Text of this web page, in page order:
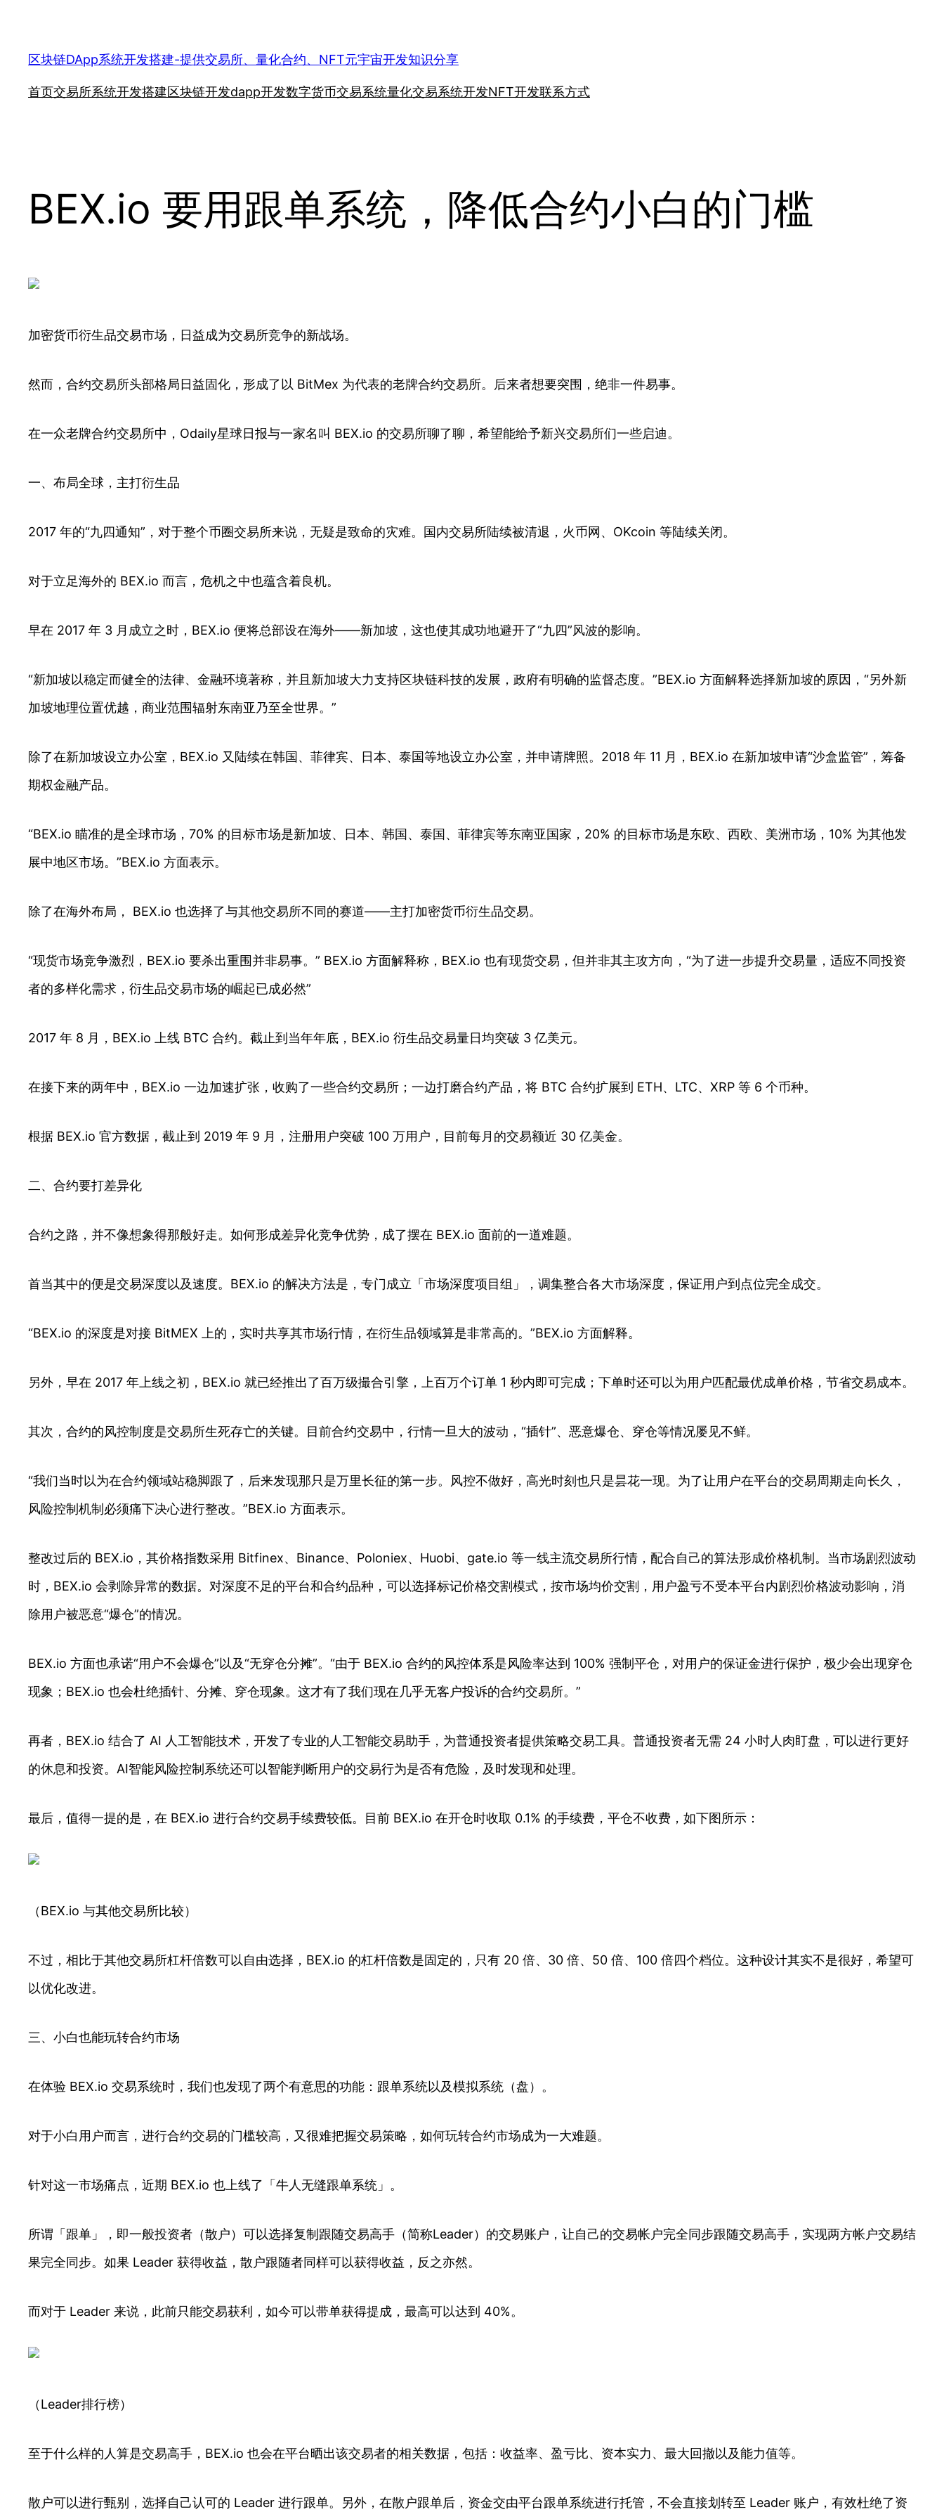
区块链DApp系统开发搭建-提供交易所、量化合约、NFT元宇宙开发知识分享
首页交易所系统开发搭建区块链开发dapp开发数字货币交易系统量化交易系统开发NFT开发联系方式
BEX.io 要用跟单系统，降低合约小白的门槛
加密货币衍生品交易市场，日益成为交易所竞争的新战场。
然而，合约交易所头部格局日益固化，形成了以 BitMex 为代表的老牌合约交易所。后来者想要突围，绝非一件易事。
在一众老牌合约交易所中，Odaily星球日报与一家名叫 BEX.io 的交易所聊了聊，希望能给予新兴交易所们一些启迪。
一、布局全球，主打衍生品
2017 年的“九四通知”，对于整个币圈交易所来说，无疑是致命的灾难。国内交易所陆续被清退，火币网、OKcoin 等陆续关闭。
对于立足海外的 BEX.io 而言，危机之中也蕴含着良机。
早在 2017 年 3 月成立之时，BEX.io 便将总部设在海外——新加坡，这也使其成功地避开了“九四”风波的影响。
“新加坡以稳定而健全的法律、金融环境著称，并且新加坡大力支持区块链科技的发展，政府有明确的监督态度。”BEX.io 方面解释选择新加坡的原因，“另外新
加坡地理位置优越，商业范围辐射东南亚乃至全世界。”
除了在新加坡设立办公室，BEX.io 又陆续在韩国、菲律宾、日本、泰国等地设立办公室，并申请牌照。2018 年 11 月，BEX.io 在新加坡申请“沙盒监管”，筹备
期权金融产品。
“BEX.io 瞄准的是全球市场，70% 的目标市场是新加坡、日本、韩国、泰国、菲律宾等东南亚国家，20% 的目标市场是东欧、西欧、美洲市场，10% 为其他发
展中地区市场。”BEX.io 方面表示。
除了在海外布局， BEX.io 也选择了与其他交易所不同的赛道——主打加密货币衍生品交易。
“现货市场竞争激烈，BEX.io 要杀出重围并非易事。” BEX.io 方面解释称，BEX.io 也有现货交易，但并非其主攻方向，“为了进一步提升交易量，适应不同投资
者的多样化需求，衍生品交易市场的崛起已成必然”
2017 年 8 月，BEX.io 上线 BTC 合约。截止到当年年底，BEX.io 衍生品交易量日均突破 3 亿美元。
在接下来的两年中，BEX.io 一边加速扩张，收购了一些合约交易所；一边打磨合约产品，将 BTC 合约扩展到 ETH、LTC、XRP 等 6 个币种。
根据 BEX.io 官方数据，截止到 2019 年 9 月，注册用户突破 100 万用户，目前每月的交易额近 30 亿美金。
二、合约要打差异化
合约之路，并不像想象得那般好走。如何形成差异化竞争优势，成了摆在 BEX.io 面前的一道难题。
首当其中的便是交易深度以及速度。BEX.io 的解决方法是，专门成立「市场深度项目组」，调集整合各大市场深度，保证用户到点位完全成交。
“BEX.io 的深度是对接 BitMEX 上的，实时共享其市场行情，在衍生品领域算是非常高的。”BEX.io 方面解释。
另外，早在 2017 年上线之初，BEX.io 就已经推出了百万级撮合引擎，上百万个订单 1 秒内即可完成；下单时还可以为用户匹配最优成单价格，节省交易成本。
其次，合约的风控制度是交易所生死存亡的关键。目前合约交易中，行情一旦大的波动，“插针”、恶意爆仓、穿仓等情况屡见不鲜。
“我们当时以为在合约领域站稳脚跟了，后来发现那只是万里长征的第一步。风控不做好，高光时刻也只是昙花一现。为了让用户在平台的交易周期走向长久，
风险控制机制必须痛下决心进行整改。”BEX.io 方面表示。
整改过后的 BEX.io，其价格指数采用 Bitfinex、Binance、Poloniex、Huobi、gate.io 等一线主流交易所行情，配合自己的算法形成价格机制。当市场剧烈波动
时，BEX.io 会剥除异常的数据。对深度不足的平台和合约品种，可以选择标记价格交割模式，按市场均价交割，用户盈亏不受本平台内剧烈价格波动影响，消
除用户被恶意“爆仓”的情况。
BEX.io 方面也承诺“用户不会爆仓”以及“无穿仓分摊”。“由于 BEX.io 合约的风控体系是风险率达到 100% 强制平仓，对用户的保证金进行保护，极少会出现穿仓
现象；BEX.io 也会杜绝插针、分摊、穿仓现象。这才有了我们现在几乎无客户投诉的合约交易所。”
再者，BEX.io 结合了 AI 人工智能技术，开发了专业的人工智能交易助手，为普通投资者提供策略交易工具。普通投资者无需 24 小时人肉盯盘，可以进行更好
的休息和投资。AI智能风险控制系统还可以智能判断用户的交易行为是否有危险，及时发现和处理。
最后，值得一提的是，在 BEX.io 进行合约交易手续费较低。目前 BEX.io 在开仓时收取 0.1% 的手续费，平仓不收费，如下图所示：
（BEX.io 与其他交易所比较）
不过，相比于其他交易所杠杆倍数可以自由选择，BEX.io 的杠杆倍数是固定的，只有 20 倍、30 倍、50 倍、100 倍四个档位。这种设计其实不是很好，希望可
以优化改进。
三、小白也能玩转合约市场
在体验 BEX.io 交易系统时，我们也发现了两个有意思的功能：跟单系统以及模拟系统（盘）。
对于小白用户而言，进行合约交易的门槛较高，又很难把握交易策略，如何玩转合约市场成为一大难题。
针对这一市场痛点，近期 BEX.io 也上线了「牛人无缝跟单系统」。
所谓「跟单」，即一般投资者（散户）可以选择复制跟随交易高手（简称Leader）的交易账户，让自己的交易帐户完全同步跟随交易高手，实现两方帐户交易结
果完全同步。如果 Leader 获得收益，散户跟随者同样可以获得收益，反之亦然。
而对于 Leader 来说，此前只能交易获利，如今可以带单获得提成，最高可以达到 40%。
（Leader排行榜）
至于什么样的人算是交易高手，BEX.io 也会在平台晒出该交易者的相关数据，包括：收益率、盈亏比、资本实力、最大回撤以及能力值等。
散户可以进行甄别，选择自己认可的 Leader 进行跟单。另外，在散户跟单后，资金交由平台跟单系统进行托管，不会直接划转至 Leader 账户，有效杜绝了资